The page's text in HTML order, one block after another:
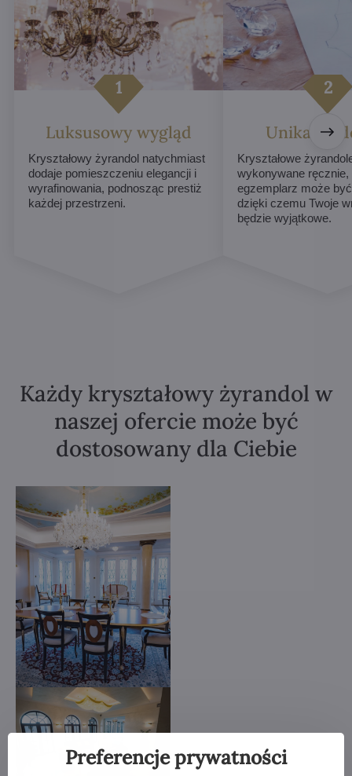
Luksusowy wygląd
Kryształowy żyrandol natychmiast
dodaje pomieszczeniu elegancji i
wyrafinowania, podnosząc prestiż
każdej przestrzeni.
Unikalne
Kryształowe
wykonywane
egzemplarz może
dzięki czemu Twoje
będzie wyjątkowe.
Każdy kryształowy żyrandol w
naszej ofercie może być
dostosowany dla Ciebie
Preferencje prywatności